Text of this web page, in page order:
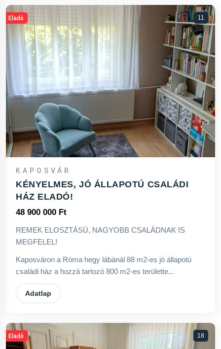
Eladó 11
KAPOSVÁR
KÉNYELMES, JÓ ÁLLAPOTÚ CSALÁDI
HÁZ ELADÓ!
48 900 000 Ft
REMEK ELOSZTÁSÚ, NAGYOBB CSALÁDNAK IS
MEGFELEL!
Kaposváron a Róma hegy lábánál 88 m2-es jó állapotú
családi ház a hozzá tartozó 800 m2-es területte...
Adatlap
Eladó 18